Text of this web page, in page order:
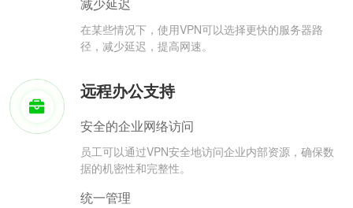
减少延迟
在某些情况下，使用VPN可以选择更快的服务器路
径，减少延迟，提高网速。
远程办公支持
安全的企业网络访问
员工可以通过VPN安全地访问企业内部资源，确保数
据的机密性和完整性。
统一管理